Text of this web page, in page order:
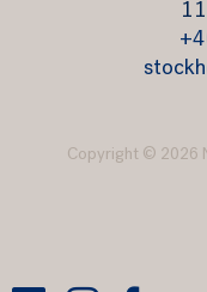
Copyright © 2026